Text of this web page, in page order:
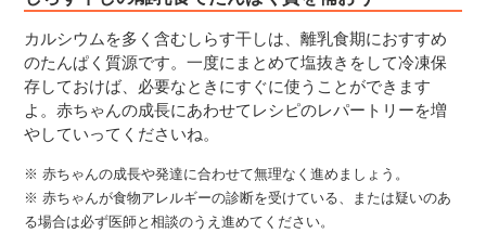
カルシウムを多く含むしらす干しは、離乳食期におすすめ
のたんぱく質源です。一度にまとめて塩抜きをして冷凍保
存しておけば、必要なときにすぐに使うことができます
よ。赤ちゃんの成長にあわせてレシピのレパートリーを増
やしていってくださいね。
※ 赤ちゃんの成長や発達に合わせて無理なく進めましょう。
※ 赤ちゃんが食物アレルギーの診断を受けている、または疑いのあ
る場合は必ず医師と相談のうえ進めてください。